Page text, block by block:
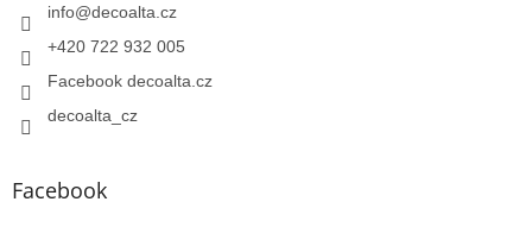
info@decoalta.cz
+420 722 932 005
Facebook decoalta.cz
decoalta_cz
Facebook